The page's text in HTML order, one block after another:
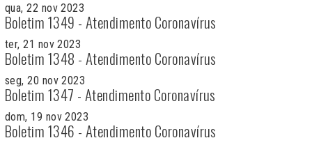
qua, 22 nov 2023
Boletim 1349 - Atendimento Coronavírus
ter, 21 nov 2023
Boletim 1348 - Atendimento Coronavírus
seg, 20 nov 2023
Boletim 1347 - Atendimento Coronavírus
dom, 19 nov 2023
Boletim 1346 - Atendimento Coronavírus